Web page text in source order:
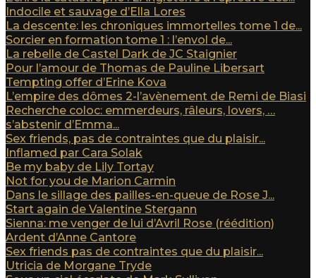
Indocile et sauvage d’Ella Lores
La descente: les chroniques immortelles tome 1 de...
Sorcier en formation tome 1 : l’envol de...
La rebelle de Castel Dark de JC Staignier
Pour l’amour de Thomas de Pauline Libersart
Tempting offer d’Erine Kova
L’empire des dômes 2-l’avènement de Remi de Biasi
Recherche coloc: emmerdeurs, râleurs, lovers, …
s’abstenir d’Emma...
Sex friends, pas de contraintes que du plaisir...
Inflamed par Cara Solak
Be my baby de Lily Tortay
Not for you de Marion Carmin
Dans le sillage des pailles-en-queue de Rose J...
Start again de Valentine Stergann
Sienna: me venger de lui d’Avril Rose (réédition)
Ardent d’Anne Cantore
Sex friends pas de contraintes que du plaisir...
Utricia de Morgane Tryde